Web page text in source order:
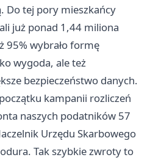
Do tej pory mieszkańcy
już ponad 1,44 miliona
95% wybrało formę
wygoda, ale też
bezpieczeństwo danych.
kampanii rozliczeń
naszych podatników 57
Urzędu Skarbowego
Tak szybkie zwroty to